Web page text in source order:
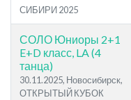
СИБИРИ 2025
СОЛО Юниоры 2+1
E+D класс, LA (4
танца)
30.11.2025, Новосибирск,
ОТКРЫТЫЙ КУБОК